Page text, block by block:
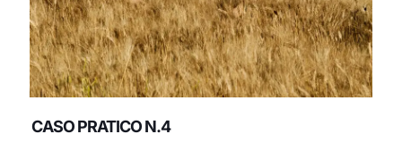
CASO PRATICO N.4